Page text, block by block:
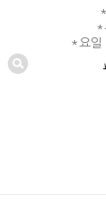
*
*요일